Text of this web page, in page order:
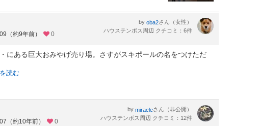
（約9年前） 0
by oba2さん（女性）
ハウステンボス周辺 クチコミ：6件
にある巨大おみやげ売り場。さすがスキポールの名をつけただ
読む
（約10年前） 0
by miracleさん（非公開）
ハウステンボス周辺 クチコミ：12件